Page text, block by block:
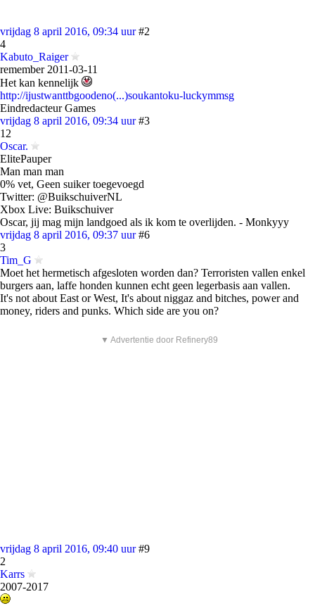
vrijdag 8 april 2016, 09:34 uur #2
4
Kabuto_Raiger
remember 2011-03-11
Het kan kennelijk
http://ijustwanttbgoodeno(...)soukantoku-luckymmsg
Eindredacteur Games
vrijdag 8 april 2016, 09:34 uur #3
12
Oscar.
ElitePauper
Man man man
0% vet, Geen suiker toegevoegd
Twitter: @BuikschuiverNL
Xbox Live: Buikschuiver
Oscar, jij mag mijn landgoed als ik kom te overlijden. - Monkyyy
vrijdag 8 april 2016, 09:37 uur #6
3
Tim_G
Moet het hermetisch afgesloten worden dan? Terroristen vallen enkel
burgers aan, laffe honden kunnen echt geen legerbasis aan vallen.
It's not about East or West, It's about niggaz and bitches, power and
money, riders and punks. Which side are you on?
▼ Advertentie door Refinery89
vrijdag 8 april 2016, 09:40 uur #9
2
Karrs
2007-2017